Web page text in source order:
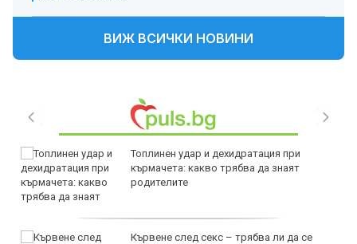
ВИЖ ВСИЧКИ НОВИНИ
Топлинен удар и дехидратация при
кърмачета: какво трябва да знаят
родителите
Кървене след секс – трябва ли да се